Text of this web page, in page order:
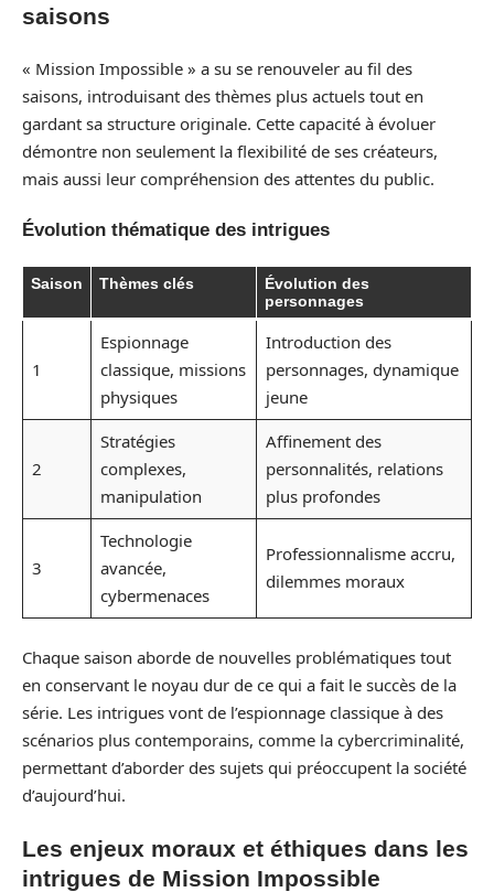
saisons
« Mission Impossible » a su se renouveler au fil des
saisons, introduisant des thèmes plus actuels tout en
gardant sa structure originale. Cette capacité à évoluer
démontre non seulement la flexibilité de ses créateurs,
mais aussi leur compréhension des attentes du public.
Évolution thématique des intrigues
Saison Thèmes clés
Évolution des
personnages
1
Espionnage
classique, missions
physiques
Introduction des
personnages, dynamique
jeune
2
Stratégies
complexes,
manipulation
Affinement des
personnalités, relations
plus profondes
3
Technologie
avancée,
cybermenaces
Professionnalisme accru,
dilemmes moraux
Chaque saison aborde de nouvelles problématiques tout
en conservant le noyau dur de ce qui a fait le succès de la
série. Les intrigues vont de l’espionnage classique à des
scénarios plus contemporains, comme la cybercriminalité,
permettant d’aborder des sujets qui préoccupent la société
d’aujourd’hui.
Les enjeux moraux et éthiques dans les
intrigues de Mission Impossible